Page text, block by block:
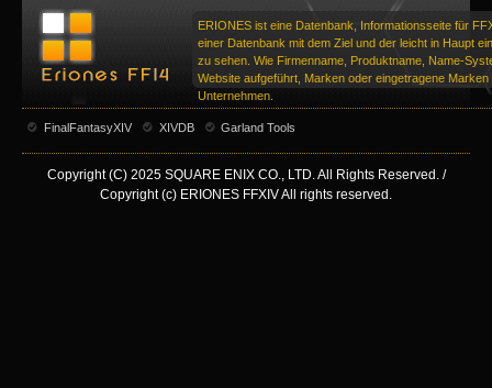
ERIONES ist eine Datenbank, Informationsseite für
einer Datenbank mit dem Ziel und der leicht in Haupt
zu sehen. Wie Firmenname, Produktname, Name-
Website aufgeführt, Marken oder eingetragene Marken
Unternehmen.
FinalFantasyXIV XIVDB Garland Tools
Copyright (C) 2025 SQUARE ENIX CO., LTD. All Rights Reserved. /
Copyright (c) ERIONES FFXIV All rights reserved.